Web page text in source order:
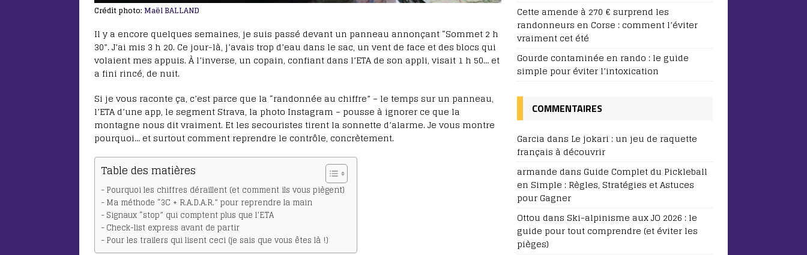
Crédit photo: Maël BALLAND
Il y a encore quelques semaines, je suis passé devant un panneau annonçant “Sommet 2 h
30”. J’ai mis 3 h 20. Ce jour-là, j’avais trop d’eau dans le sac, un vent de face et des blocs qui
volaient mes appuis. À l’inverse, un copain, confiant dans l’ETA de son appli, visait 1 h 50… et
a fini rincé, de nuit.
Si je vous raconte ça, c’est parce que la “randonnée au chiffre” – le temps sur un panneau,
l’ETA d’une app, le segment Strava, la photo Instagram – pousse à ignorer ce que la
montagne nous dit vraiment. Et les secouristes tirent la sonnette d’alarme. Je vous montre
pourquoi… et surtout comment reprendre le contrôle, concrètement.
Table des matières
Pourquoi les chiffres déraillent (et comment ils vous piègent)
Ma méthode “3C + R.A.D.A.R.” pour reprendre la main
Signaux “stop” qui comptent plus que l’ETA
Check-list express avant de partir
Pour les trailers qui lisent ceci (je sais que vous êtes là !)
Cette amende à 270 € surprend les
randonneurs en Corse : comment l’éviter
vraiment cet été
Gourde contaminée en rando : le guide
simple pour éviter l’intoxication
COMMENTAIRES
Garcia dans Le jokari : un jeu de raquette
français à découvrir
armande dans Guide Complet du Pickleball
en Simple : Règles, Stratégies et Astuces
pour Gagner
Ottou dans Ski-alpinisme aux JO 2026 : le
guide pour tout comprendre (et éviter les
pièges)